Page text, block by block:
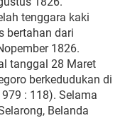
tenggara kaki
bertahan dari
1826.
tanggal 28 Maret
berkedudukan di
: 118). Selama
Belanda